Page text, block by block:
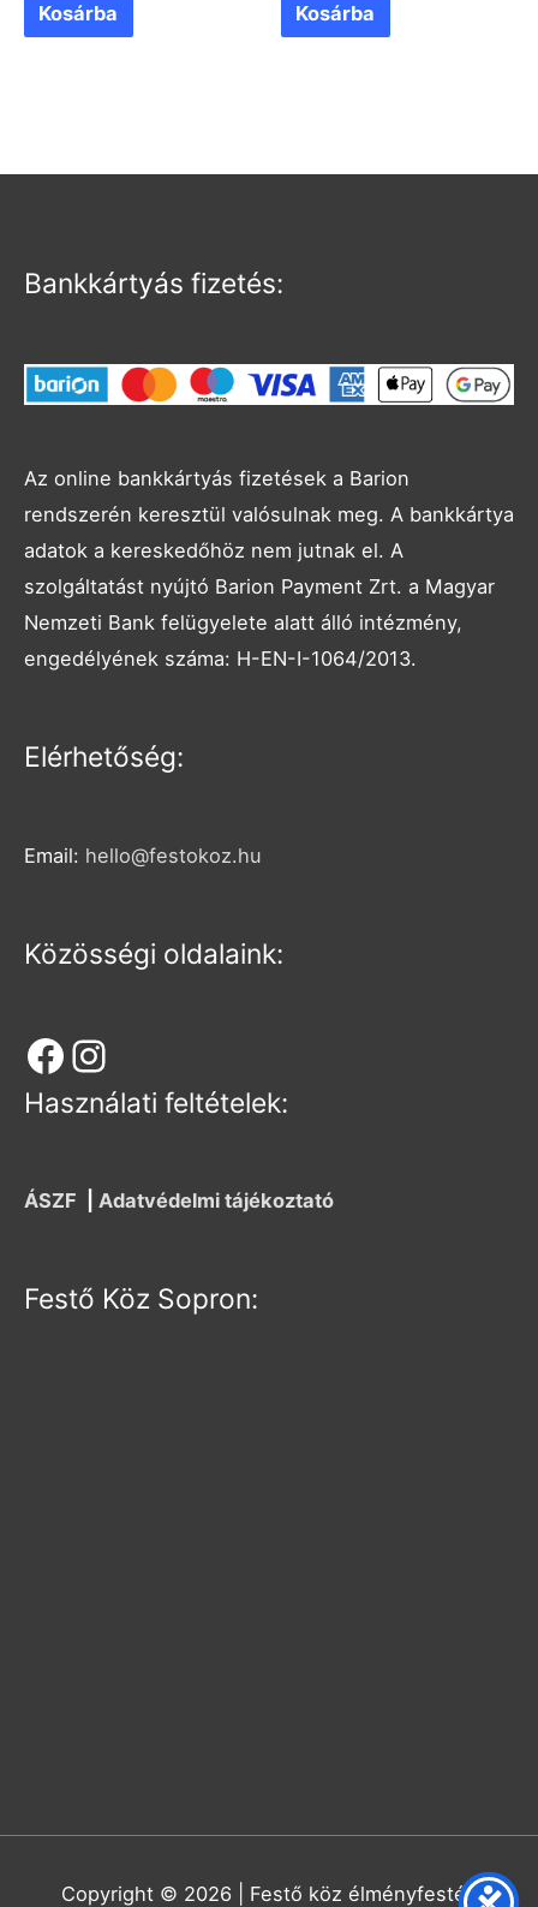
Kosárba Kosárba
Bankkártyás fizetés:
Az online bankkártyás fizetések a Barion
rendszerén keresztül valósulnak meg. A bankkártya
adatok a kereskedőhöz nem jutnak el. A
szolgáltatást nyújtó Barion Payment Zrt. a Magyar
Nemzeti Bank felügyelete alatt álló intézmény,
engedélyének száma: H-EN-I-1064/2013.
Elérhetőség:
Email: hello@festokoz.hu
Közösségi oldalaink:
Használati feltételek:
ÁSZF Adatvédelmi tájékoztató
Festő Köz Sopron:
Copyright © 2026 | Festő köz élményfestés